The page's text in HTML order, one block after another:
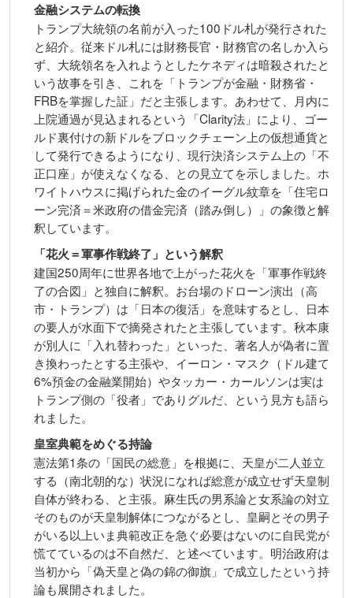
金融システムの転換
トランプ大統領の名前が入った100ドル札が発行された
と紹介。従来ドル札には財務長官・財務官の名しか入ら
ず、大統領名を入れようとしたケネディは暗殺されたと
いう故事を引き、これを「トランプが金融・財務省・
FRBを掌握した証」だと主張します。あわせて、月内に
上院通過が見込まれるという「Clarity法」により、ゴー
ルド裏付けの新ドルをブロックチェーン上の仮想通貨と
して発行できるようになり、現行決済システム上の「不
正口座」が使えなくなる、との見立てを示しました。ホ
ワイトハウスに掲げられた金のイーグル紋章を「住宅ロ
ーン完済＝米政府の借金完済（踏み倒し）」の象徴と解
釈しています。
「花火＝軍事作戦終了」という解釈
建国250周年に世界各地で上がった花火を「軍事作戦終
了の合図」と独自に解釈。お台場のドローン演出（高
市・トランプ）は「日本の復活」を意味するとし、日本
の要人が水面下で摘発されたと主張しています。秋本康
が別人に「入れ替わった」といった、著名人が偽者に置
き換わったとする主張や、イーロン・マスク（ドル建て
6%預金の金融業開始）やタッカー・カールソンは実は
トランプ側の「役者」でありグルだ、という見方も語ら
れました。
皇室典範をめぐる持論
憲法第1条の「国民の総意」を根拠に、天皇が二人並立
する（南北朝的な）状況になれば総意が成立せず天皇制
自体が終わる、と主張。麻生氏の男系論と女系論の対立
そのものが天皇制解体につながるとし、皇嗣とその男子
がいる以上いま典範改正を急ぐ必要はないのに自民党が
慌てているのは不自然だ、と述べています。明治政府は
当初から「偽天皇と偽の錦の御旗」で成立したという持
論も展開されました。